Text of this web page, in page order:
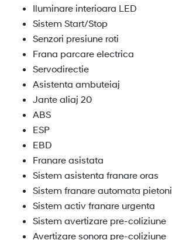
Iluminare interioara LED
Sistem Start/Stop
Senzori presiune roti
Frana parcare electrica
Servodirectie
Asistenta ambuteiaj
Jante aliaj 20
ABS
ESP
EBD
Franare asistata
Sistem asistenta franare oras
Sistem franare automata pietoni
Sistem activ franare urgenta
Sistem avertizare pre-coliziune
Avertizare sonora pre-coliziune